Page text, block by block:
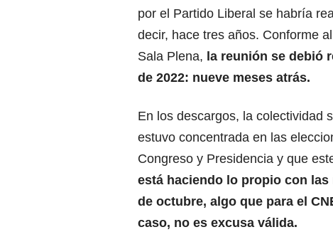
por el Partido Liberal se habría
decir, hace tres años. Conforme
Sala Plena, la reunión se debió
de 2022: nueve meses atrás.
En los descargos, la colectividad
estuvo concentrada en las
Congreso y Presidencia y que
está haciendo lo propio con las
de octubre, algo que para el
caso, no es excusa válida.